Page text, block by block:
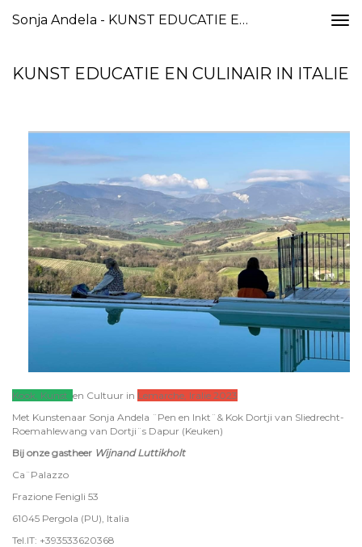
Sonja Andela - KUNST EDUCATIE EN CULINAIR IN ITALIE
KUNST EDUCATIE EN CULINAIR IN ITALIE
Kook, Kunst en Cultuur in Lemarche, Iralie 2023
Met Kunstenaar Sonja Andela ¨Pen en Inkt¨& Kok Dortji van Sliedrecht-
Roemahlewang van Dortji¨s Dapur (Keuken)
Bij onze gastheer Wijnand Luttikholt
Ca¨Palazzo
Frazione Fenigli 53
61045 Pergola (PU), Italia
Tel.IT: +393533620368